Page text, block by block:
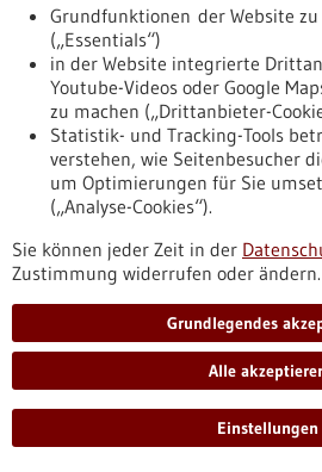
Förderungen
Veranstaltungen
Erscheinungsdatum
Informiert bleiben
Grundfunktionen der Website
(„Essentials“)
in der Website integrierte
Youtube-Videos oder Google
zu machen („Drittanbieter-
Statistik- und Tracking-Tools
verstehen, wie Seitenbesucher
um Optimierungen für Sie
(„Analyse-Cookies“).
Sie können jeder Zeit in der
Zustimmung widerrufen oder ändern.
Grundlegendes
Alle
Einstellungen